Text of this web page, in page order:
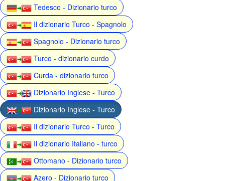
Tedesco - Dizionario turco
Il dizionario Turco - Spagnolo
Spagnolo - Dizionario turco
Turco - dizionario curdo
Curda - dizionario turco
Dizionario Inglese - Turco
Dizionario Inglese - Turco
Il dizionario Turco - Turco
Il dizionario Italiano - turco
Ottomano - Dizionario turco
Azero - Dizionario turco